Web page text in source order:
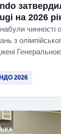
на 2026
чинності
з
2026